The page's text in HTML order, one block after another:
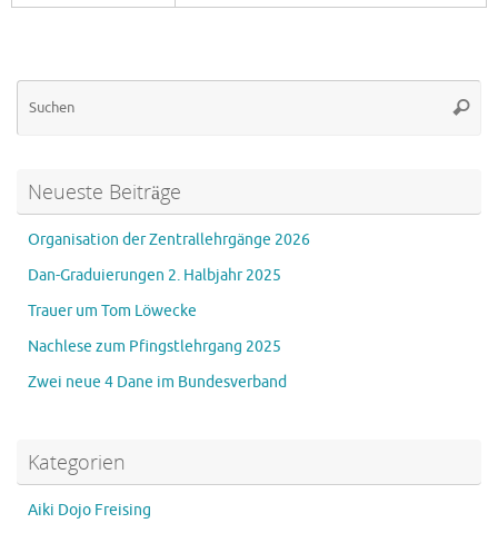
Neueste Beiträge
Organisation der Zentrallehrgänge 2026
Dan-Graduierungen 2. Halbjahr 2025
Trauer um Tom Löwecke
Nachlese zum Pfingstlehrgang 2025
Zwei neue 4 Dane im Bundesverband
Kategorien
Aiki Dojo Freising